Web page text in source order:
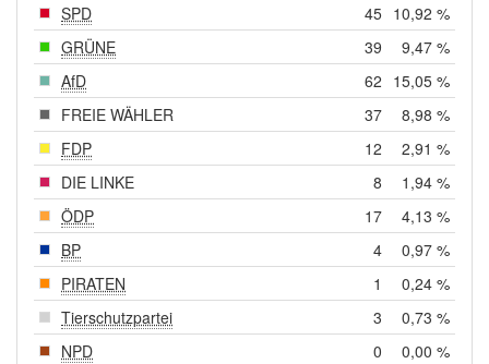
SPD
45 10,92 %
GRÜNE
39
9,47 %
AfD
62 15,05 %
FREIE WÄHLER
37
8,98 %
FDP
12
2,91 %
DIE LINKE
8
1,94 %
ÖDP
17
4,13 %
BP
4
0,97 %
PIRATEN
1
0,24 %
Tierschutzpartei
3
0,73 %
NPD
0
0,00 %